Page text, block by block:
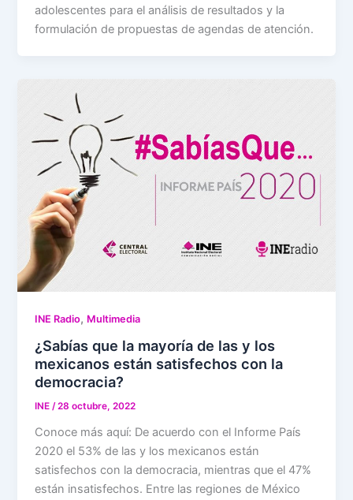
adolescentes para el análisis de resultados y la
formulación de propuestas de agendas de atención.
INE Radio, Multimedia
¿Sabías que la mayoría de las y los
mexicanos están satisfechos con la
democracia?
INE/28 octubre, 2022
Conoce más aquí: De acuerdo con el Informe País
2020 el 53% de las y los mexicanos están
satisfechos con la democracia, mientras que el 47%
están insatisfechos. Entre las regiones de México